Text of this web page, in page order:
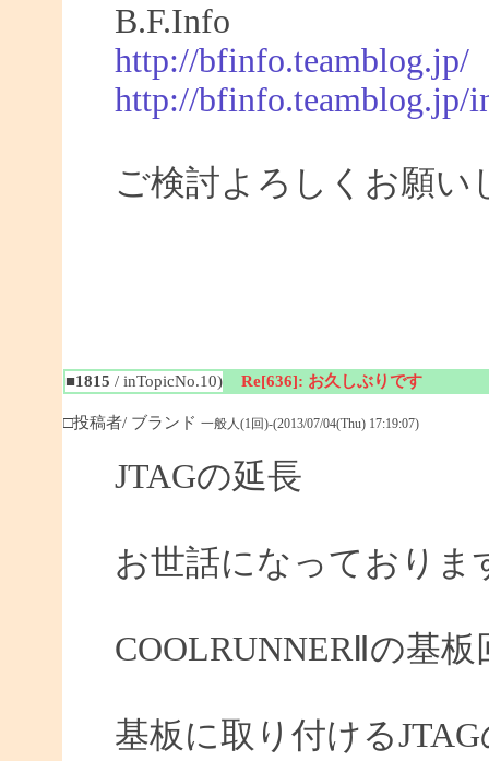
B.F.Info
http://bfinfo.teamblog.jp/
http://bfinfo.teamblog.jp/
ご検討よろしくお願い
■1815 / inTopicNo.10) Re[636]: お久しぶりです
□投稿者/ ブランド 一般人(1回)-(2013/07/04(Thu) 17:19:07)
JTAGの延長
お世話になっておりま
COOLRUNNERⅡの基
基板に取り付ける